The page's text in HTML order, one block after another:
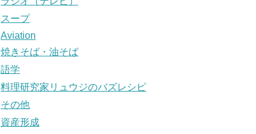
スープ
Aviation
焼きそば・油そば
語学
料理研究家リュウジのバズレシピ
その他
資産形成